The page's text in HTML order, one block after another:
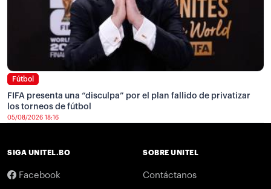
Fútbol
FIFA presenta una “disculpa” por el plan fallido de privatizar
los torneos de fútbol
05/08/2026 18:16
SIGA UNITEL.BO
Facebook
SOBRE UNITEL
Contáctanos